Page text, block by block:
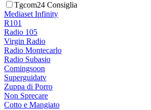
Tgcom24 Consiglia
Mediaset Infinity
R101
Radio 105
Virgin Radio
Radio Montecarlo
Radio Subasio
Comingsoon
Superguidatv
Zuppa di Porro
Non Sprecare
Cotto e Mangiato